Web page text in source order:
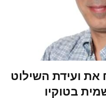
את ועידת השילוט
בטוקיו